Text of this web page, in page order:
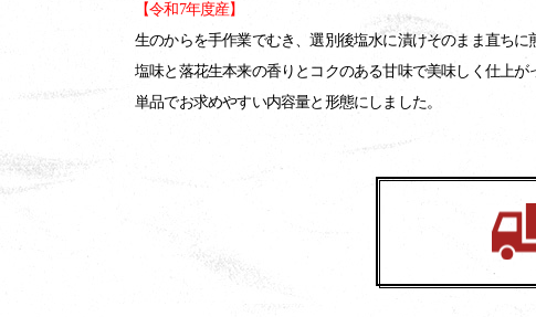
【令和7年度産】
生のからを手作業でむき、選別後塩水に漬けそのまま直ち
塩味と落花生本来の香りとコクのある甘味で美味しく仕上が
単品でお求めやすい内容量と形態にしました。